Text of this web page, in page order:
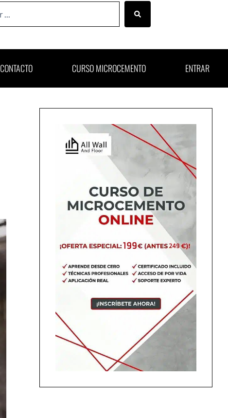
CONTACTO CURSO MICROCEMENTO ENTRAR